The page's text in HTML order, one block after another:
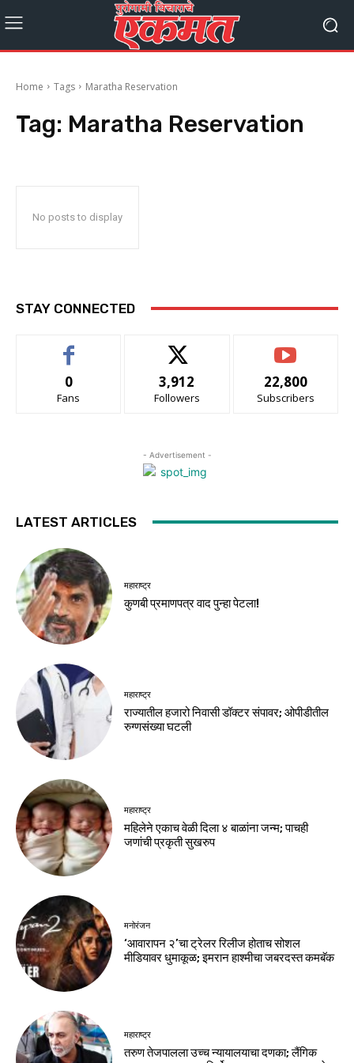
Home Tags Maratha Reservation
Tag: Maratha Reservation
No posts to display
STAY CONNECTED
0
Fans
3,912
Followers
22,800
Subscribers
- Advertisement -
LATEST ARTICLES
महाराष्ट्र
कुणबी प्रमाणपत्र वाद पुन्हा पेटला!
महाराष्ट्र
राज्यातील हजारो निवासी डॉक्टर संपावर; ओपीडीतील
रुग्णसंख्या घटली
महाराष्ट्र
महिलेने एकाच वेळी दिला ४ बाळांना जन्म; पाचही
जणांची प्रकृती सुखरुप
मनोरंजन
‘आवारापन २’चा ट्रेलर रिलीज होताच सोशल
मीडियावर धुमाकूळ; इमरान हाश्मीचा जबरदस्त कमबॅक
महाराष्ट्र
तरुण तेजपालला उच्च न्यायालयाचा दणका; लैंगिक